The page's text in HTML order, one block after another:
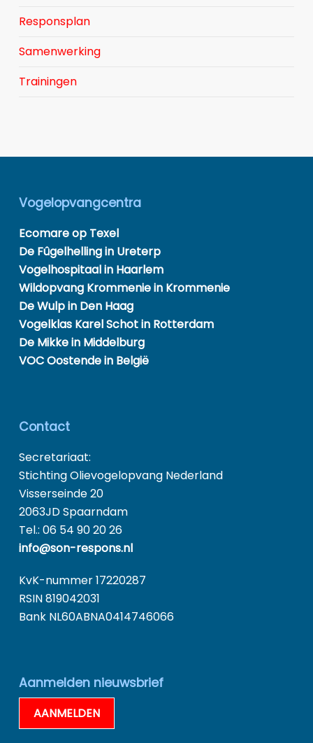
Responsplan
Samenwerking
Trainingen
Vogelopvangcentra
Ecomare op Texel
De Fûgelhelling in Ureterp
Vogelhospitaal in Haarlem
Wildopvang Krommenie in Krommenie
De Wulp in Den Haag
Vogelklas Karel Schot in Rotterdam
De Mikke in Middelburg
VOC Oostende in België
Contact
Secretariaat:
Stichting Olievogelopvang Nederland
Visserseinde 20
2063JD Spaarndam
Tel.: 06 54 90 20 26
info@son-respons.nl
KvK-nummer 17220287
RSIN 819042031
Bank NL60ABNA0414746066
Aanmelden nieuwsbrief
AANMELDEN